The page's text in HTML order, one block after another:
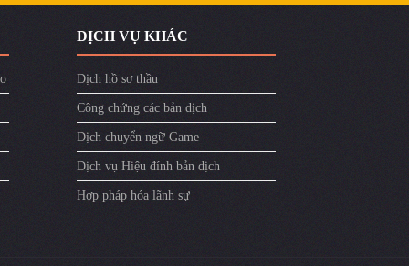
DỊCH VỤ KHÁC
Dịch hồ sơ thầu
Công chứng các bản dịch
Dịch chuyển ngữ Game
Dịch vụ Hiệu đính bản dịch
Hợp pháp hóa lãnh sự